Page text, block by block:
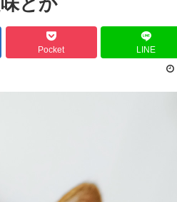
Pocket LINE